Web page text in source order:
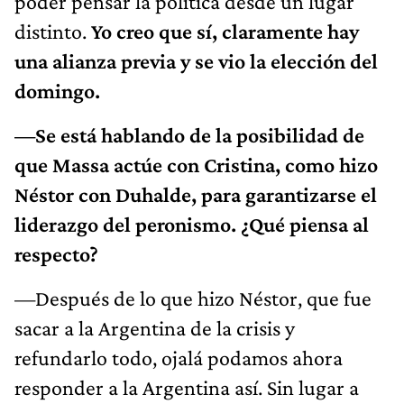
distinto.Yo creo que sí, claramente hay
una alianza previa y se vio la elección del
domingo.
—Se está hablando de la posibilidad de
que Massa actúe con Cristina, como hizo
Néstor con Duhalde, para garantizarse el
liderazgo del peronismo. ¿Qué piensa al
respecto?
—Después de lo que hizo Néstor, que fue
sacar a la Argentina de la crisis y
refundarlo todo, ojalá podamos ahora
responder a la Argentina así. Sin lugar a